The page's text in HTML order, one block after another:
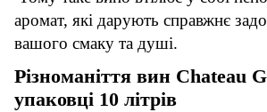
аромат, які дарують справжнє
вашого смаку та душі.
Різноманіття вин Chateau
упаковці 10 літрів